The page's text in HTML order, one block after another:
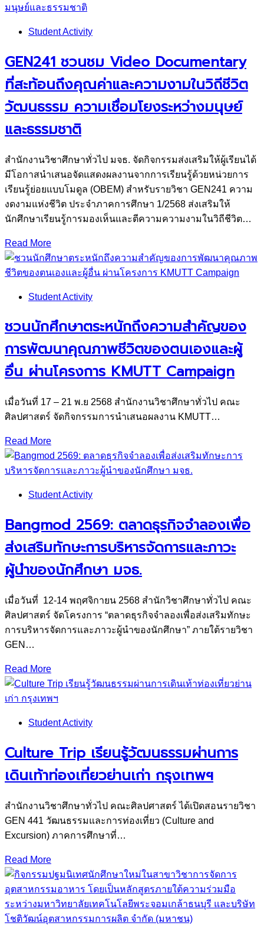
Student Activity
GEN241 ชวนชม Video Documentary
ที่สะท้อนถึงคุณค่าและความงามในวิถีชีวิต
วัฒนธรรม ความเชื่อมโยงระหว่างมนุษย์
และธรรมชาติ
สำนักงานวิชาศึกษาทั่วไป มจธ. จัดกิจกรรมส่งเสริมให้ผู้เรียนได้
มีโอกาสนำเสนอจัดแสดงผลงานจากการเรียนรู้ด้วยหน่วยการ
เรียนรู้ย่อยแบบโมดูล (OBEM) สำหรับรายวิชา GEN241 ความ
งดงามแห่งชีวิต ประจำภาคการศึกษา 1/2568 ส่งเสริมให้
นักศึกษาเรียนรู้การมองเห็นและตีความความงามในวิถีชีวิต…
Read More
Student Activity
ชวนนักศึกษาตระหนักถึงความสำคัญของ
การพัฒนาคุณภาพชีวิตของตนเองและผู้
อื่น ผ่านโครงการ KMUTT Campaign
เมื่อวันที่ 17 – 21 พ.ย 2568 สำนักงานวิชาศึกษาทั่วไป คณะ
ศิลปศาสตร์ จัดกิจกรรมการนำเสนอผลงาน KMUTT…
Read More
Student Activity
Bangmod 2569: ตลาดธุรกิจจำลองเพื่อ
ส่งเสริมทักษะการบริหารจัดการและภาวะ
ผู้นำของนักศึกษา มจธ.
เมื่อวันที่ 12-14 พฤศจิกายน 2568 สำนักวิชาศึกษาทั่วไป คณะ
ศิลปศาสตร์ จัดโครงการ “ตลาดธุรกิจจำลองเพื่อส่งเสริมทักษะ
การบริหารจัดการและภาวะผู้นำของนักศึกษา” ภายใต้รายวิชา
GEN…
Read More
Student Activity
Culture Trip เรียนรู้วัฒนธรรมผ่านการ
เดินเท้าท่องเที่ยวย่านเก่า กรุงเทพฯ
สำนักงานวิชาศึกษาทั่วไป คณะศิลปศาสตร์ ได้เปิดสอนรายวิชา
GEN 441 วัฒนธรรมและการท่องเที่ยว (Culture and
Excursion) ภาคการศึกษาที่…
Read More